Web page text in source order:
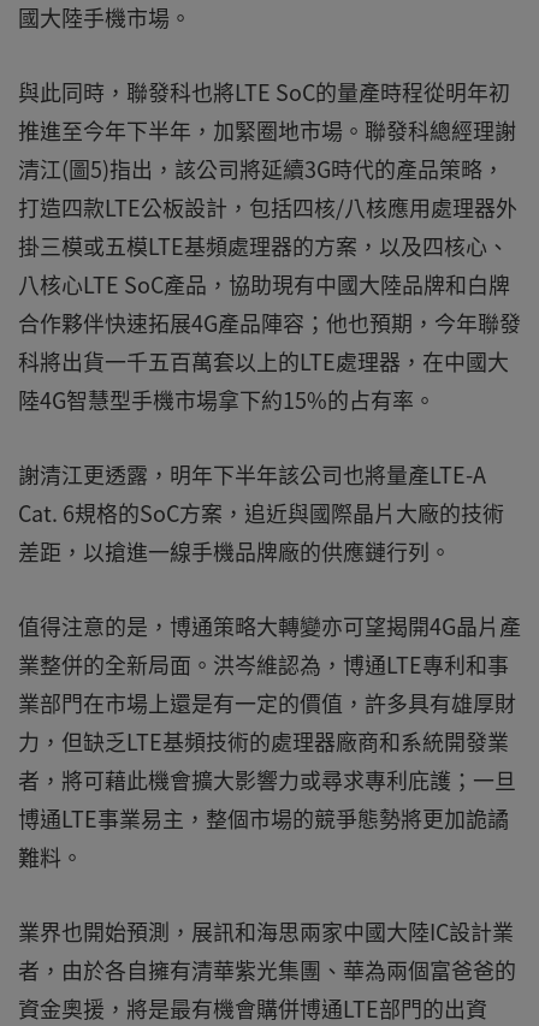
國大陸手機市場。
與此同時，聯發科也將LTE SoC的量產時程從明年初
推進至今年下半年，加緊圈地市場。聯發科總經理謝
清江(圖5)指出，該公司將延續3G時代的產品策略，
打造四款LTE公板設計，包括四核/八核應用處理器外
掛三模或五模LTE基頻處理器的方案，以及四核心、
八核心LTE SoC產品，協助現有中國大陸品牌和白牌
合作夥伴快速拓展4G產品陣容；他也預期，今年聯發
科將出貨一千五百萬套以上的LTE處理器，在中國大
陸4G智慧型手機市場拿下約15%的占有率。
謝清江更透露，明年下半年該公司也將量產LTE-A
Cat. 6規格的SoC方案，追近與國際晶片大廠的技術
差距，以搶進一線手機品牌廠的供應鏈行列。
值得注意的是，博通策略大轉變亦可望揭開4G晶片產
業整併的全新局面。洪岑維認為，博通LTE專利和事
業部門在市場上還是有一定的價值，許多具有雄厚財
力，但缺乏LTE基頻技術的處理器廠商和系統開發業
者，將可藉此機會擴大影響力或尋求專利庇護；一旦
博通LTE事業易主，整個市場的競爭態勢將更加詭譎
難料。
業界也開始預測，展訊和海思兩家中國大陸IC設計業
者，由於各自擁有清華紫光集團、華為兩個富爸爸的
資金奧援，將是最有機會購併博通LTE部門的出資